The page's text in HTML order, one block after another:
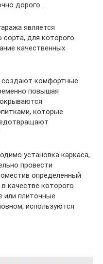
дорого.
является
сорта, для которого
качественных
создают комфортные
повышая
которые
установка каркаса,
провести
определенный
качестве которого
или плиточные
используются